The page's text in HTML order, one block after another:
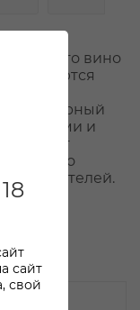
сайт
свой
это вино
характерный
специями и
что
ценителей.